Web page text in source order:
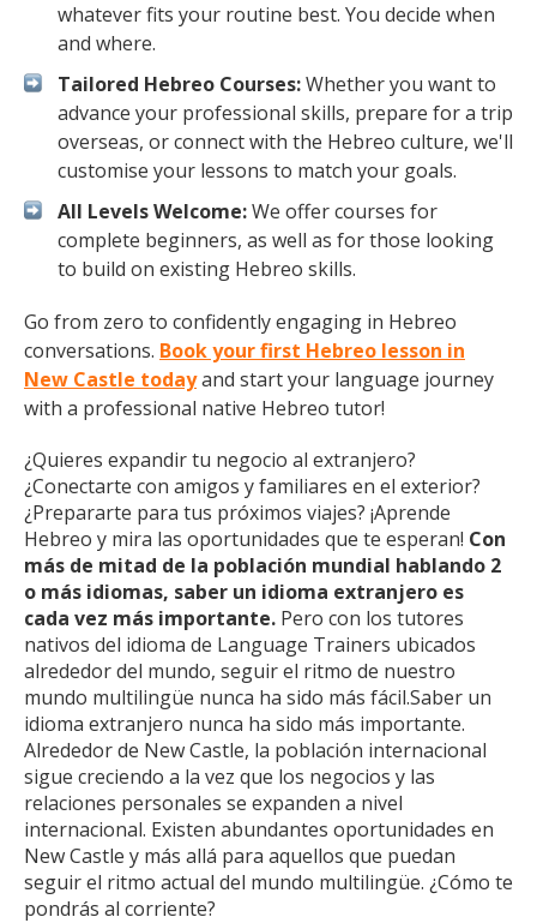
whatever fits your routine best. You decide when
and where.
Tailored Hebreo Courses:Whether you want to
advance your professional skills, prepare for a trip
overseas, or connect with the Hebreo culture, we'll
customise your lessons to match your goals.
All Levels Welcome:We offer courses for
complete beginners, as well as for those looking
to build on existing Hebreo skills.
Go from zero to confidently engaging in Hebreo
conversations. Book your first Hebreo lesson in
New Castle todayand start your language journey
with a professional native Hebreo tutor!
¿Quieres expandir tu negocio al extranjero?
¿Conectarte con amigos y familiares en el exterior?
¿Prepararte para tus próximos viajes? ¡Aprende
Hebreo y mira las oportunidades que te esperan! Con
más de mitad de la población mundial hablando 2
o más idiomas, saber un idioma extranjero es
cada vez más importante. Pero con los tutores
nativos del idioma de Language Trainers ubicados
alrededor del mundo, seguir el ritmo de nuestro
mundo multilingüe nunca ha sido más fácil.Saber un
idioma extranjero nunca ha sido más importante.
Alrededor de New Castle, la población internacional
sigue creciendo a la vez que los negocios y las
relaciones personales se expanden a nivel
internacional. Existen abundantes oportunidades en
New Castle y más allá para aquellos que puedan
seguir el ritmo actual del mundo multilingüe. ¿Cómo te
pondrás al corriente?